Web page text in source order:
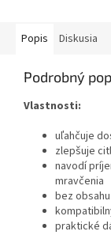
Popis Diskusia
Podrobný
Vlastnosti:
uľahčuje
zlepšuje
navodí
mravčenia
bez
praktické